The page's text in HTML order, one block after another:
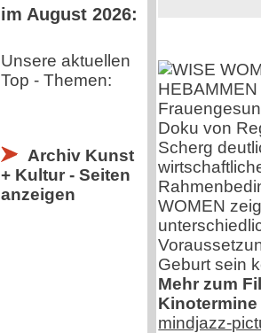
im August 2026:
Unsere aktuellen
Top - Themen:
Archiv Kunst
+ Kultur - Seiten
anzeigen
Doku von
Scherg
WOMEN
Geburt sein
Mehr zum
mindjazz-